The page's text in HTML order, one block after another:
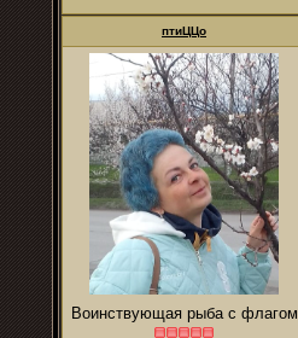
птиЦЦо
Воинствующая рыба с флагом